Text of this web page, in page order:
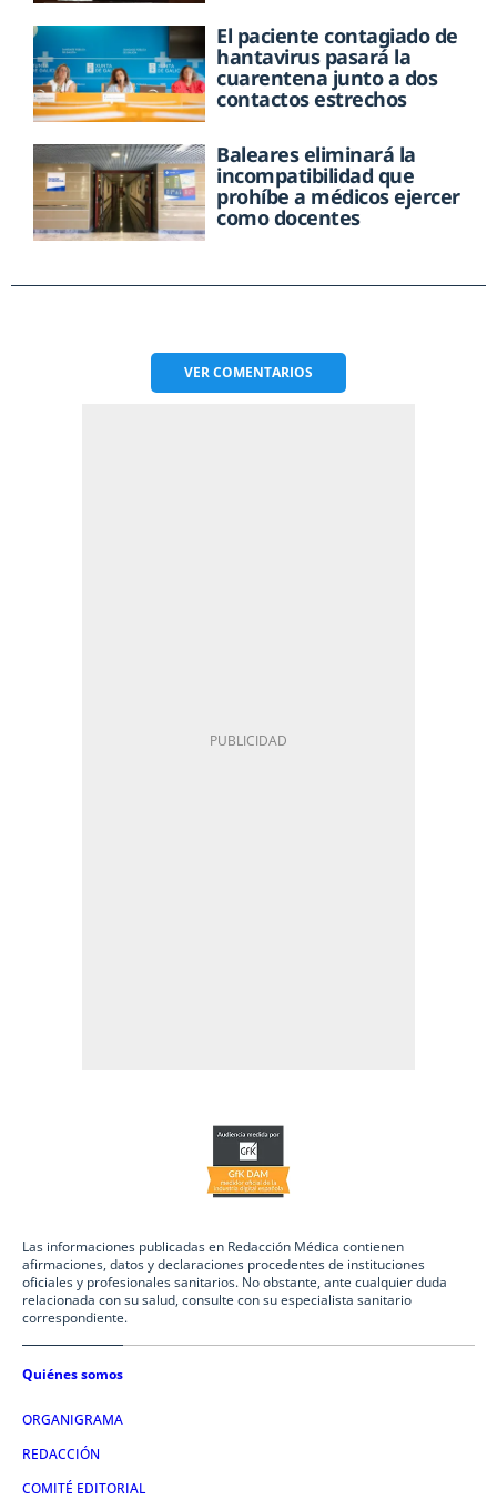
El paciente contagiado de
hantavirus pasará la
cuarentena junto a dos
contactos estrechos
Baleares eliminará la
incompatibilidad que
prohíbe a médicos ejercer
como docentes
VERCOMENTARIOS
Las informaciones publicadas en Redacción Médica contienen
afirmaciones, datos y declaraciones procedentes de instituciones
oficiales y profesionales sanitarios. No obstante, ante cualquier duda
relacionada con su salud, consulte con su especialista sanitario
correspondiente.
Quiénes somos
ORGANIGRAMA
REDACCIÓN
COMITÉ EDITORIAL